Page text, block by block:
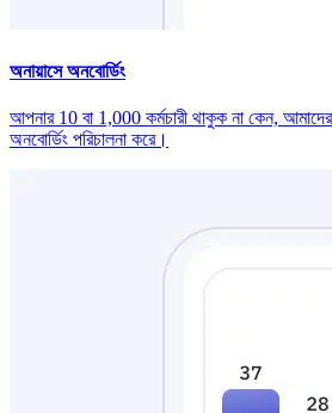
অনায়াসে অনবোর্ডিং
আপনার 10 বা 1,000 কর্মচারী থাকুক না কেন,
অনবোর্ডিং পরিচালনা করে।